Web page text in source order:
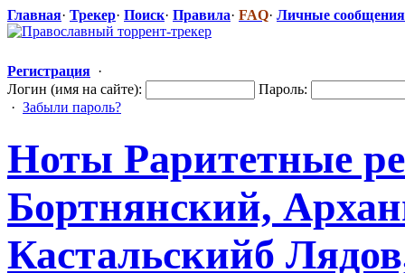
Главная· Трекер· Поиск· Правила· FAQ· Личные сообщения
Регистрация ·
Логин (имя на сайте):
Пароль:
· Забыли пароль?
Ноты Раритетные
Бортнянский,
Кастальскийб